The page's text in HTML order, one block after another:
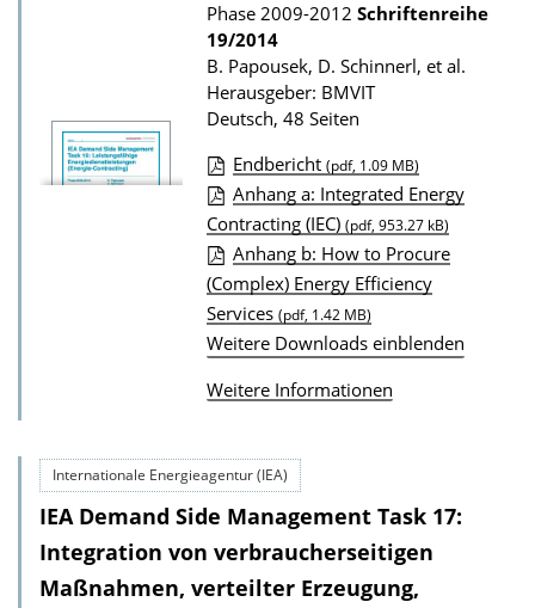
n
d
s
z
u
r
P
u
b
l
i
k
a
i
o
n
Phase 2009-2012 Schriftenreihe
19/2014
B. Papousek, D. Schinnerl, et al.
Herausgeber: BMVIT
Deutsch, 48 Seiten
D
o
w
n
l
o
a
s
z
u
r
P
Endbericht (pdf, 1.09 MB)
Anhang a: Integrated Energy
Contracting (IEC) (pdf, 953.27 kB)
Anhang b: How to Procure
(Complex) Energy Efficiency
Services (pdf, 1.42 MB)
Weitere Downloads einblenden
Weitere Informationen
Internationale Energieagentur (IEA)
IEA Demand Side Management Task 17:
Integration von verbraucherseitigen
Maßnahmen, verteilter Erzeugung,